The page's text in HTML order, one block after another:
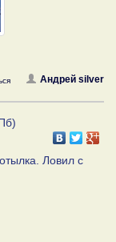
Андрей silver
Ловил с